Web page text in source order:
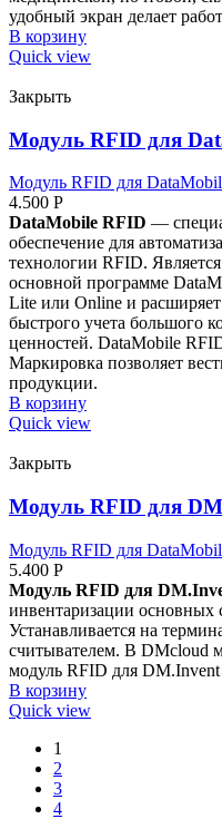
удобный экран делает
В корзину
Quick view
Закрыть
Модуль RFID для
Модуль RFID для
4.500 Р
DataMobile RFID —
обеспечение для
технологии RFID.
основной программе
Lite или Online и
быстрого учета большого
ценностей. DataMobile
Маркировка позволяет
продукции.
В корзину
Quick view
Закрыть
Модуль RFID для
Модуль RFID для
5.400 Р
Модуль RFID для
инвентаризации основных
Устанавливается на
считывателем. В DMcloud
модуль RFID для
В корзину
Quick view
1
2
3
4